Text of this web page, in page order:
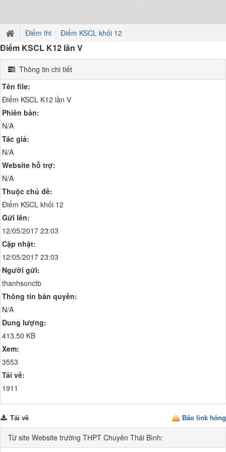
Điểm thi Điểm KSCL khối 12
Điểm KSCL K12 lần V
Thông tin chi tiết
Tên file:
Điểm KSCL K12 lần V
Phiên bản:
N/A
Tác giả:
N/A
Website hỗ trợ:
N/A
Thuộc chủ đề:
Điểm KSCL khối 12
Gửi lên:
12/05/2017 23:03
Cập nhật:
12/05/2017 23:03
Người gửi:
thanhsonctb
Thông tin bản quyền:
N/A
Dung lượng:
413.50 KB
Xem:
3553
Tải về:
1911
Báo link hỏng
Tải về
Từ site Website trường THPT Chuyên Thái Bình: